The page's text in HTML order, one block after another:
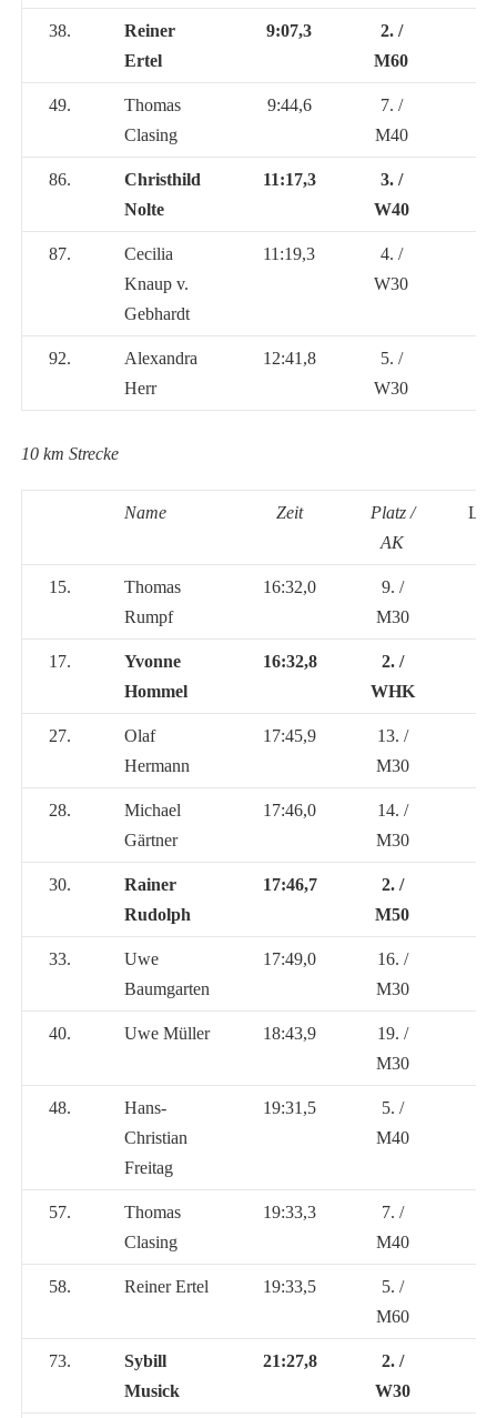
38.
Reiner
Ertel
9:07,3
2. /
M60
49.
Thomas
Clasing
9:44,6
7. /
M40
86.
Christhild
Nolte
11:17,3
3. /
W40
87.
Cecilia
Knaup v.
Gebhardt
11:19,3
4. /
W30
92.
Alexandra
Herr
12:41,8
5. /
W30
10 km Strecke
Name Zeit
Platz /
AK
15.
Thomas
Rumpf
16:32,0
9. /
M30
17.
Yvonne
Hommel
16:32,8
2. /
WHK
27.
Olaf
Hermann
17:45,9
13. /
M30
28.
Michael
Gärtner
17:46,0
14. /
M30
30.
Rainer
Rudolph
17:46,7
2. /
M50
33.
Uwe
Baumgarten
17:49,0
16. /
M30
40. Uwe Müller 18:43,9
19. /
M30
48.
Hans-
Christian
Freitag
19:31,5
5. /
M40
57.
Thomas
Clasing
19:33,3
7. /
M40
58. Reiner Ertel 19:33,5
5. /
M60
73.
Sybill
Musick
21:27,8
2. /
W30